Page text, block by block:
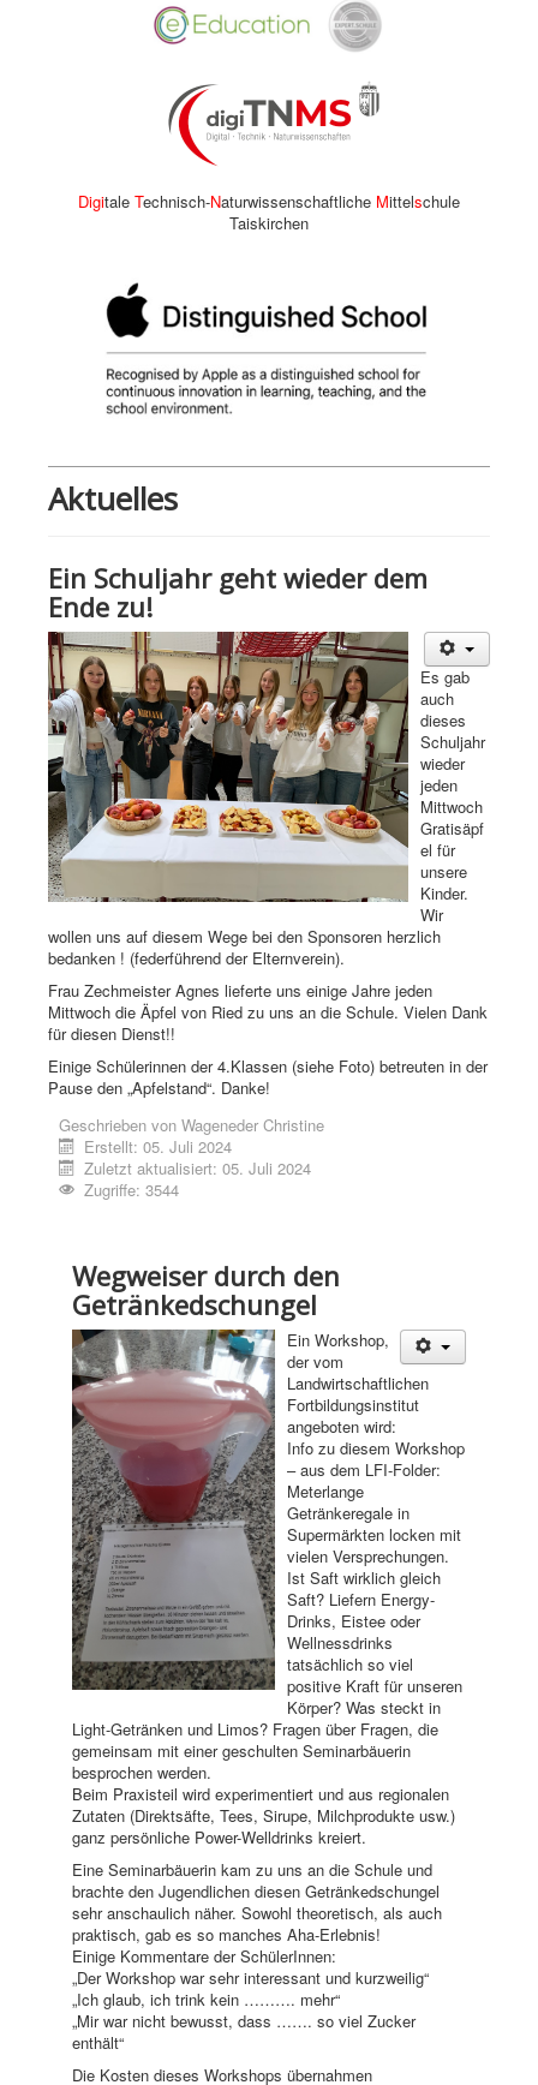
Digitale Technisch-Naturwissenschaftliche Mittelschule
Taiskirchen
Aktuelles
Ein Schuljahr geht wieder dem
Ende zu!
Es gab
auch
dieses
Schuljahr
wieder
jeden
Mittwoch
Gratisäpf
el für
unsere
Kinder.
Wir
wollen uns auf diesem Wege bei den Sponsoren herzlich
bedanken ! (federführend der Elternverein).
Frau Zechmeister Agnes lieferte uns einige Jahre jeden
Mittwoch die Äpfel von Ried zu uns an die Schule. Vielen Dank
für diesen Dienst!!
Einige Schülerinnen der 4.Klassen (siehe Foto) betreuten in der
Pause den „Apfelstand“. Danke!
Geschrieben von Wageneder Christine
Erstellt: 05. Juli 2024
Zuletzt aktualisiert: 05. Juli 2024
Zugriffe: 3544
Wegweiser durch den
Getränkedschungel
Ein Workshop,
der vom
Landwirtschaftlichen
Fortbildungsinstitut
angeboten wird:
Info zu diesem Workshop
– aus dem LFI-Folder:
Meterlange
Getränkeregale in
Supermärkten locken mit
vielen Versprechungen.
Ist Saft wirklich gleich
Saft? Liefern Energy-
Drinks, Eistee oder
Wellnessdrinks
tatsächlich so viel
positive Kraft für unseren
Körper? Was steckt in
Light-Getränken und Limos? Fragen über Fragen, die
gemeinsam mit einer geschulten Seminarbäuerin
besprochen werden.
Beim Praxisteil wird experimentiert und aus regionalen
Zutaten (Direktsäfte, Tees, Sirupe, Milchprodukte usw.)
ganz persönliche Power-Welldrinks kreiert.
Eine Seminarbäuerin kam zu uns an die Schule und
brachte den Jugendlichen diesen Getränkedschungel
sehr anschaulich näher. Sowohl theoretisch, als auch
praktisch, gab es so manches Aha-Erlebnis!
Einige Kommentare der SchülerInnen:
„Der Workshop war sehr interessant und kurzweilig“
„Ich glaub, ich trink kein ………. mehr“
„Mir war nicht bewusst, dass ……. so viel Zucker
enthält“
Die Kosten dieses Workshops übernahmen